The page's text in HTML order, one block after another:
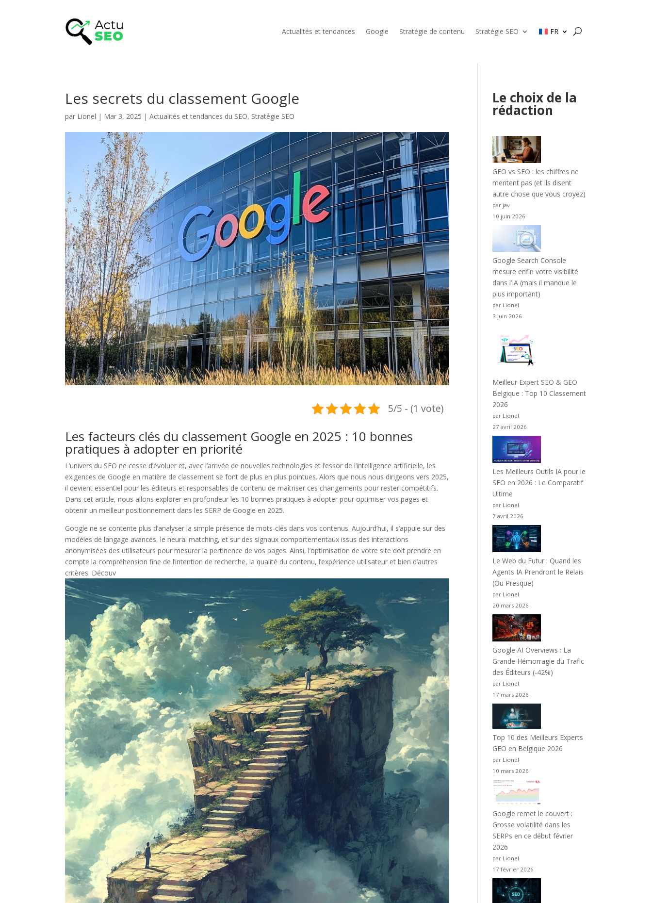
Actualités et tendances Google Stratégie de contenu Stratégie SEO FR
Les secrets du classement Google
par Lionel | Mar 3, 2025 |Actualités et tendances du SEO, Stratégie SEO
5/5 - (1 vote)
Les facteurs clés du classement Google en 2025 : 10 bonnes
pratiques à adopter en priorité
L’univers du SEO ne cesse d’évoluer et, avec l’arrivée de nouvelles technologies et l’essor de l’intelligence artificielle, les
exigences de Google en matière de classement se font de plus en plus pointues. Alors que nous nous dirigeons vers 2025,
il devient essentiel pour les éditeurs et responsables de contenu de maîtriser ces changements pour rester compétitifs.
Dans cet article, nous allons explorer en profondeur les 10 bonnes pratiques à adopter pour optimiser vos pages et
obtenir un meilleur positionnement dans les SERP de Google en 2025.
Google ne se contente plus d’analyser la simple présence de mots-clés dans vos contenus. Aujourd’hui, il s’appuie sur des
modèles de langage avancés, le neural matching, et sur des signaux comportementaux issus des interactions
anonymisées des utilisateurs pour mesurer la pertinence de vos pages. Ainsi, l’optimisation de votre site doit prendre en
compte la compréhension fine de l’intention de recherche, la qualité du contenu, l’expérience utilisateur et bien d’autres
critères. Découv
Le choix de la
rédaction
GEO vs SEO : les chiffres ne
mentent pas (et ils disent
autre chose que vous croyez)
par jav
10 juin 2026
Google Search Console
mesure enfin votre visibilité
dans l’IA (mais il manque le
plus important)
par Lionel
3 juin 2026
Meilleur Expert SEO & GEO
Belgique : Top 10 Classement
2026
par Lionel
27 avril 2026
Les Meilleurs Outils IA pour le
SEO en 2026 : Le Comparatif
Ultime
par Lionel
7 avril 2026
Le Web du Futur : Quand les
Agents IA Prendront le Relais
(Ou Presque)
par Lionel
20 mars 2026
Google AI Overviews : La
Grande Hémorragie du Trafic
des Éditeurs (-42%)
par Lionel
17 mars 2026
Top 10 des Meilleurs Experts
GEO en Belgique 2026
par Lionel
10 mars 2026
Google remet le couvert :
Grosse volatilité dans les
SERPs en ce début février
2026
par Lionel
17 février 2026